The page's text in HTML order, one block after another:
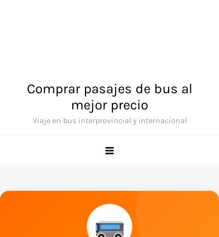
Comprar pasajes de bus al
mejor precio
Viaje en bus interprovincial y internacional